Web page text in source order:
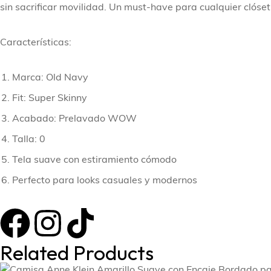
sin sacrificar movilidad. Un must-have para cualquier
Características:
Marca: Old Navy
Fit: Super Skinny
Acabado: Prelavado WOW
Talla: 0
Tela suave con estiramiento cómodo
Perfecto para looks casuales y modernos
Related Products